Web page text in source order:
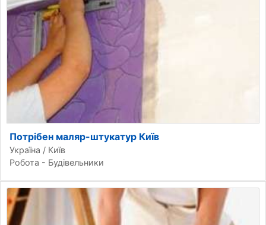
Потрібен маляр-штукатур Київ
Україна / Київ
Робота - Будівельники